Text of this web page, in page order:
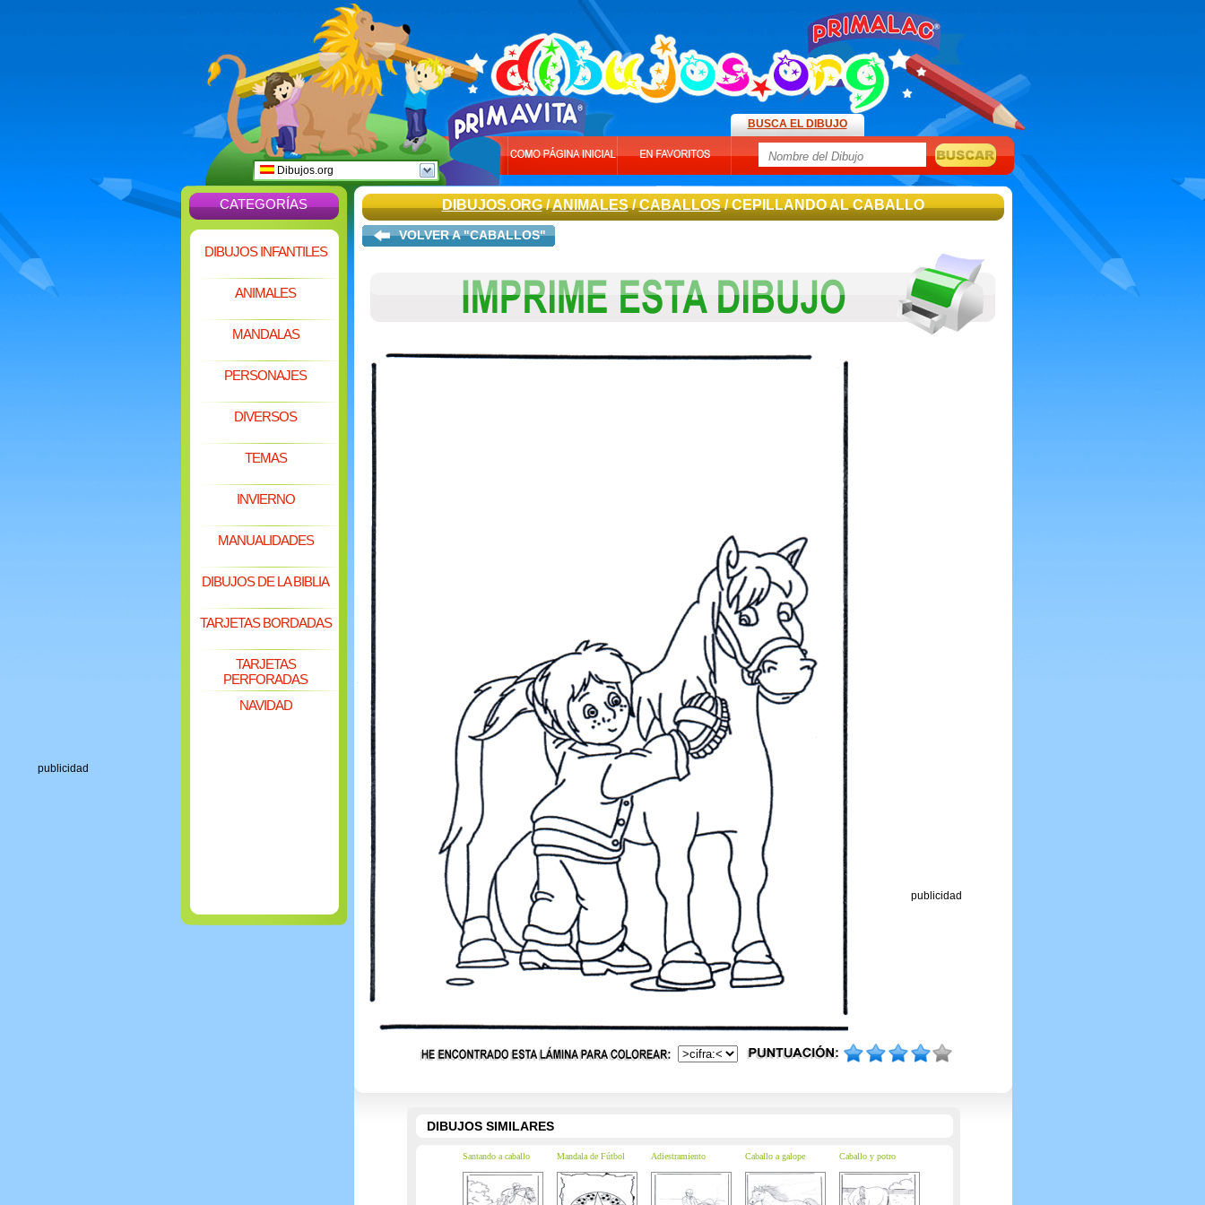
publicidad
Dibujos.org
BUSCA EL DIBUJO
CATEGORÍAS
DIBUJOS INFANTILES
ANIMALES
MANDALAS
PERSONAJES
DIVERSOS
TEMAS
INVIERNO
MANUALIDADES
DIBUJOS DE LA BIBLIA
TARJETAS BORDADAS
TARJETAS
PERFORADAS
NAVIDAD
DIBUJOS.ORG/ANIMALES/CABALLOS/ CEPILLANDO AL CABALLO
VOLVER A "CABALLOS"
publicidad
DIBUJOS SIMILARES
Santando a caballo Mandala de Fútbol Adiestramiento Caballo a galope Caballo y potro